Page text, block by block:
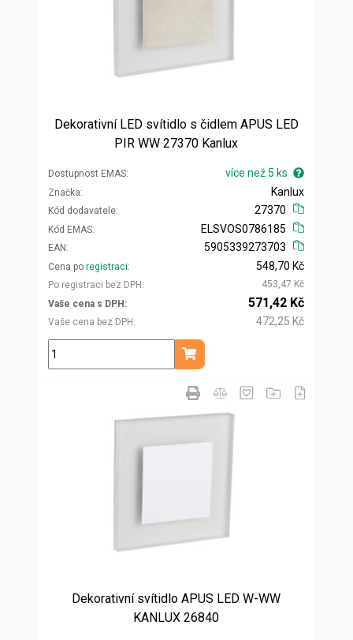
Dekorativní LED svítidlo s čidlem APUS LED
PIR WW 27370 Kanlux
Dostupnost EMAS více než 5 ks
Značka
Kód dodavatele
Kanlux
27370
Kód EMAS
EAN
ELSVOS0786185
5905339273703
Cena po registraci
Po registraci bez DPH
548,70 Kč
453,47 Kč
Vaše cena s DPH
Vaše cena bez DPH
571,42 Kč
472,25 Kč
ks
Přidat do košíku
Dekorativní svítidlo APUS LED W-WW
KANLUX 26840